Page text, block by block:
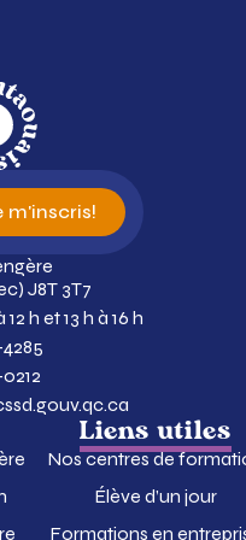
m'inscris!
J8T 3T7
h et 13 h à 16 h
Liens utiles
Nos centres de
Élève d’un jour
Formations en